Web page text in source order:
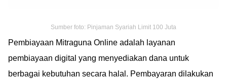
Sumber foto: Pinjaman Syariah Limit 100 Juta
Pembiayaan Mitraguna Online adalah layanan
pembiayaan digital yang menyediakan dana untuk
berbagai kebutuhan secara halal. Pembayaran dilakukan